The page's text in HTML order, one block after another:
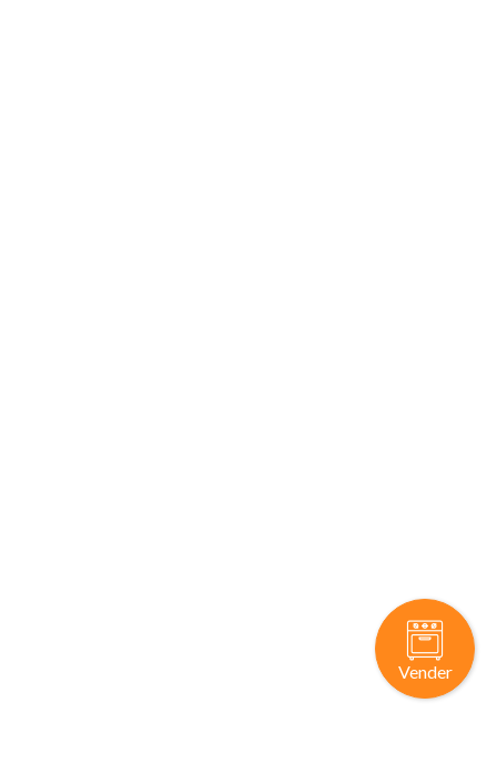
Vender